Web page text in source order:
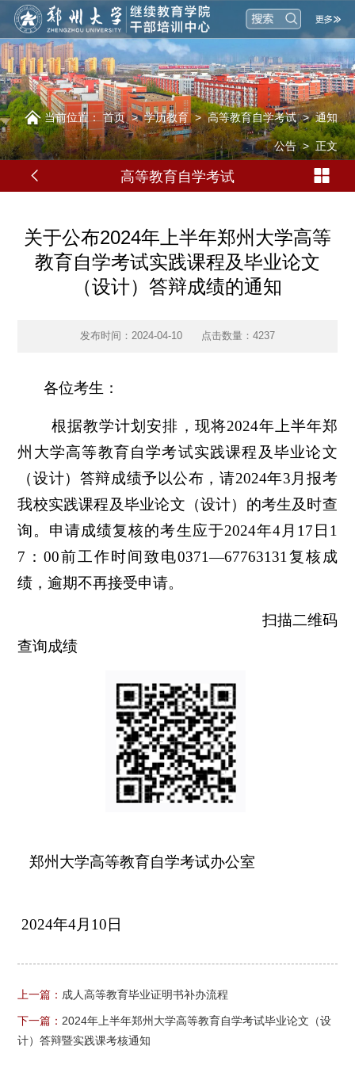
当前位置： 首页>学历教育>高等教育自学考试>通知
公告>正文
高等教育自学考试
关于公布2024年上半年郑州大学高等
教育自学考试实践课程及毕业论文
（设计）答辩成绩的通知
发布时间：2024-04-10 点击数量： 4237
各位考生：
根据教学计划安排，现将2024年上半年郑
州大学高等教育自学考试实践课程及毕业论文
（设计）答辩成绩予以公布，请2024年3月报考
我校实践课程及毕业论文（设计）的考生及时查
询。申请成绩复核的考生应于2024年4月17日1
7：00前工作时间致电0371—67763131复核成
绩，逾期不再接受申请。
扫描二维码
查询成绩
郑州大学高等教育自学考试办公室
2024年4月10日
上一篇： 成人高等教育毕业证明书补办流程
下一篇： 2024年上半年郑州大学高等教育自学考试毕业论文（设
计）答辩暨实践课考核通知